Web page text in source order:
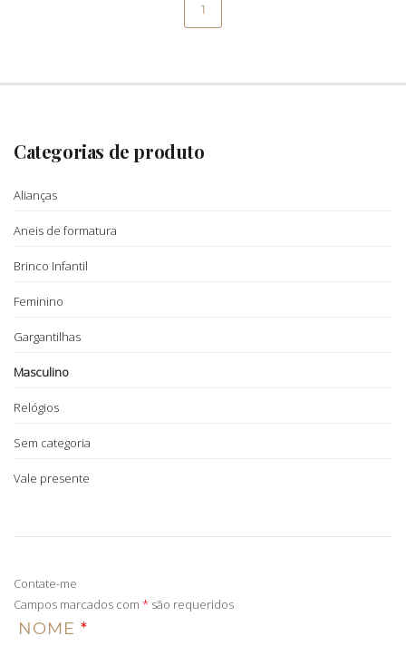
1
Categorias de produto
Alianças
Aneis de formatura
Brinco Infantil
Feminino
Gargantilhas
Masculino
Relógios
Sem categoria
Vale presente
Contate-me
Campos marcados com * são requeridos
NOME *